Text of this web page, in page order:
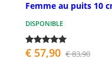
Femme au puits 10
DISPONIBLE
€ 57,90 € 83,90